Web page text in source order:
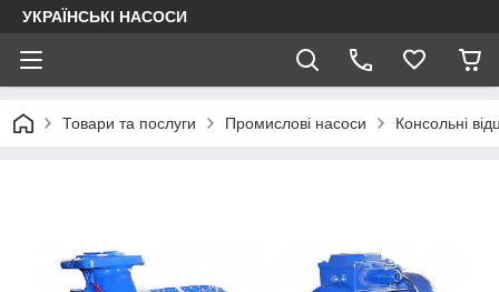
УКРАЇНСЬКІ НАСОСИ
Товари та послуги Промислові насоси Консольні